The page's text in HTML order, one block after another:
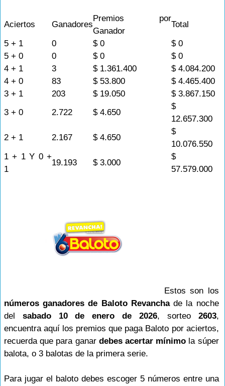
Aciertos Ganadores
Premios por
Ganador
Total
5 + 1
0 $ 0
$ 0
5 + 0
0 $ 0
$ 0
4 + 1
3 $ 1.361.400
$ 4.084.200
4 + 0
83 $ 53.800
$ 4.465.400
3 + 1
203 $ 19.050
$ 3.867.150
3 + 0
2.722 $ 4.650
$
12.657.300
2 + 1
2.167 $ 4.650
$
10.076.550
1 + 1 Y 0 +
1
19.193 $ 3.000
$
57.579.000
Estos son los
números ganadores de Baloto Revanchade la noche
del sabado 10 de enero de 2026, sorteo 2603,
encuentra aquí los premios que paga Baloto por aciertos,
recuerda que para ganar debes acertar mínimo la súper
balota, o 3 balotas de la primera serie.
Para jugar el baloto debes escoger 5 números entre una